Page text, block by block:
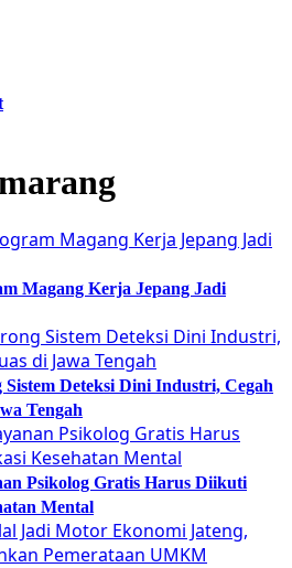
Magang Kerja Jepang Jadi
Deteksi Dini Industri, Cegah
Tengah
Psikolog Gratis Harus Diikuti
Mental